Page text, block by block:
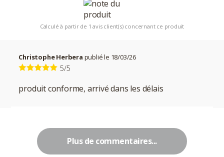
Calculé à partir de 1 avis client(s) concernant ce produit
Christophe Herbera publié le 18/03/26
5/5
produit conforme, arrivé dans les délais
Plus de commentaires...